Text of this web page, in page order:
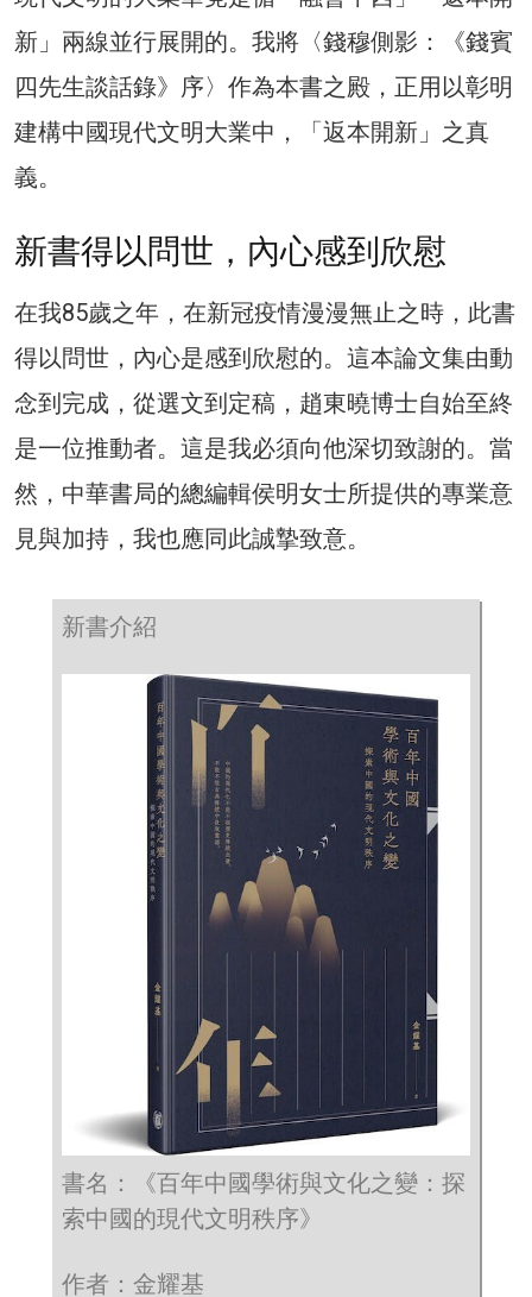
新」兩線並行展開的。我將〈錢穆側影：《錢賓
四先生談話錄》序〉作為本書之殿，正用以彰明
建構中國現代文明大業中，「返本開新」之真
義。
新書得以問世，內心感到欣慰
在我85歲之年，在新冠疫情漫漫無止之時，此書
得以問世，內心是感到欣慰的。這本論文集由動
念到完成，從選文到定稿，趙東曉博士自始至終
是一位推動者。這是我必須向他深切致謝的。當
然，中華書局的總編輯侯明女士所提供的專業意
見與加持，我也應同此誠摯致意。
新書介紹
書名：《百年中國學術與文化之變：探
索中國的現代文明秩序》
作者：金耀基